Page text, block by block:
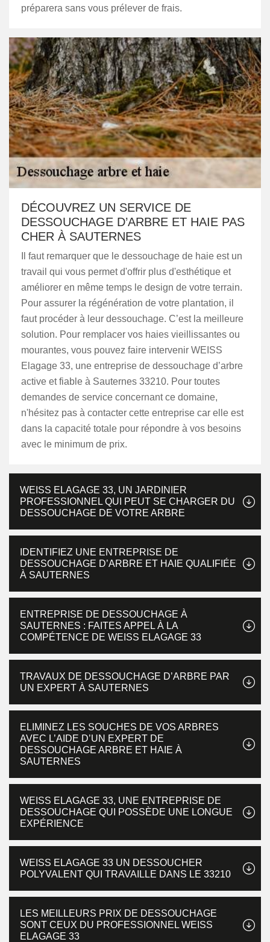
préparera sans vous prélever de frais.
DÉCOUVREZ UN SERVICE DE
DESSOUCHAGE D’ARBRE ET HAIE PAS
CHER À SAUTERNES
Il faut remarquer que le dessouchage de haie est un
travail qui vous permet d'offrir plus d'esthétique et
améliorer en même temps le design de votre terrain.
Pour assurer la régénération de votre plantation, il
faut procéder à leur dessouchage. C’est la meilleure
solution. Pour remplacer vos haies vieillissantes ou
mourantes, vous pouvez faire intervenir WEISS
Elagage 33, une entreprise de dessouchage d’arbre
active et fiable à Sauternes 33210. Pour toutes
demandes de service concernant ce domaine,
n'hésitez pas à contacter cette entreprise car elle est
dans la capacité totale pour répondre à vos besoins
avec le minimum de prix.
WEISS ELAGAGE 33, UN JARDINIER
PROFESSIONNEL QUI PEUT SE CHARGER DU
DESSOUCHAGE DE VOTRE ARBRE
IDENTIFIEZ UNE ENTREPRISE DE
DESSOUCHAGE D’ARBRE ET HAIE QUALIFIÉE
À SAUTERNES
ENTREPRISE DE DESSOUCHAGE À
SAUTERNES : FAITES APPEL À LA
COMPÉTENCE DE WEISS ELAGAGE 33
TRAVAUX DE DESSOUCHAGE D’ARBRE PAR
UN EXPERT À SAUTERNES
ELIMINEZ LES SOUCHES DE VOS ARBRES
AVEC L’AIDE D’UN EXPERT DE
DESSOUCHAGE ARBRE ET HAIE À
SAUTERNES
WEISS ELAGAGE 33, UNE ENTREPRISE DE
DESSOUCHAGE QUI POSSÈDE UNE LONGUE
EXPÉRIENCE
WEISS ELAGAGE 33 UN DESSOUCHER
POLYVALENT QUI TRAVAILLE DANS LE 33210
LES MEILLEURS PRIX DE DESSOUCHAGE
SONT CEUX DU PROFESSIONNEL WEISS
ELAGAGE 33